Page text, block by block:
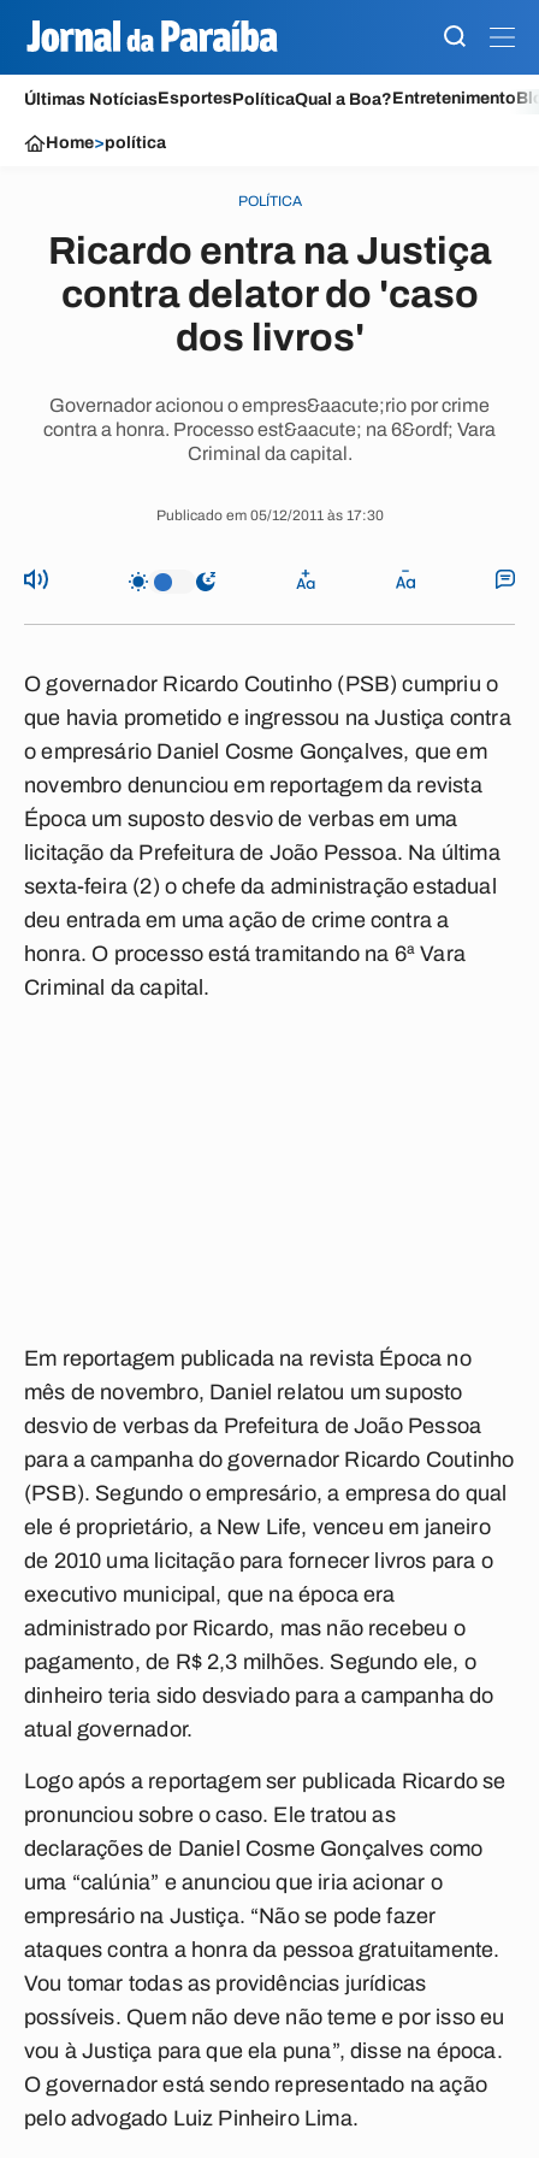
Últimas NotíciasEsportesPolíticaQual a Boa?Entretenimento
Home>política
POLÍTICA
Ricardo entra na Justiça
contra delator do 'caso
dos livros'
Governador acionou o empres&aacute;rio por crime
contra a honra. Processo est&aacute; na 6&ordf; Vara
Criminal da capital.
Publicado em 05/12/2011 às 17:30
O governador Ricardo Coutinho (PSB) cumpriu o
que havia prometido e ingressou na Justiça contra
o empresário Daniel Cosme Gonçalves, que em
novembro denunciou em reportagem da revista
Época um suposto desvio de verbas em uma
licitação da Prefeitura de João Pessoa. Na última
sexta-feira (2) o chefe da administração estadual
deu entrada em uma ação de crime contra a
honra. O processo está tramitando na 6ª Vara
Criminal da capital.
Em reportagem publicada na revista Época no
mês de novembro, Daniel relatou um suposto
desvio de verbas da Prefeitura de João Pessoa
para a campanha do governador Ricardo Coutinho
(PSB). Segundo o empresário, a empresa do qual
ele é proprietário, a New Life, venceu em janeiro
de 2010 uma licitação para fornecer livros para o
executivo municipal, que na época era
administrado por Ricardo, mas não recebeu o
pagamento, de R$ 2,3 milhões. Segundo ele, o
dinheiro teria sido desviado para a campanha do
atual governador.
Logo após a reportagem ser publicada Ricardo se
pronunciou sobre o caso. Ele tratou as
declarações de Daniel Cosme Gonçalves como
uma “calúnia” e anunciou que iria acionar o
empresário na Justiça. “Não se pode fazer
ataques contra a honra da pessoa gratuitamente.
Vou tomar todas as providências jurídicas
possíveis. Quem não deve não teme e por isso eu
vou à Justiça para que ela puna”, disse na época.
O governador está sendo representado na ação
pelo advogado Luiz Pinheiro Lima.